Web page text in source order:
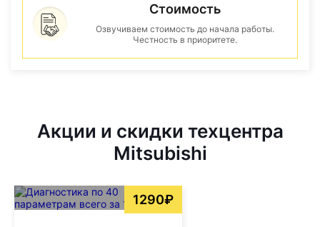
Стоимость
Озвучиваем стоимость до начала работы.
Честность в приоритете.
Акции и скидки техцентра
Mitsubishi
1290₽